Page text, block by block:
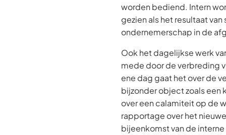
worden bediend. Intern
gezien als het resultaat
ondernemerschap in de
Ook het dagelijkse werk
mede door de verbreding
ene dag gaat het over de
bijzonder object zoals een
over een calamiteit op de
rapportage over het
bijeenkomst van de